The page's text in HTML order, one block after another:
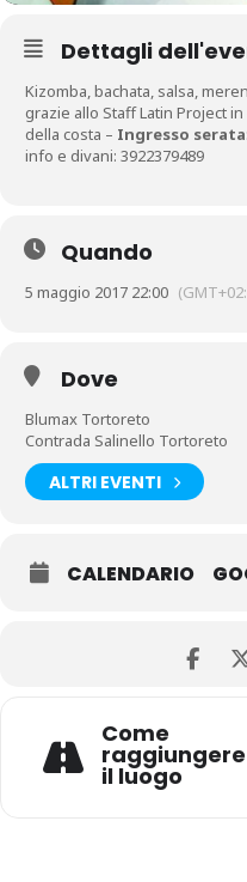
Dettagli
Kizomba, bachata, salsa,
grazie allo Staff Latin Project
della costa – Ingresso serata
info e divani: 3922379489
Quando
5 maggio 2017 22:00
Dove
Blumax Tortoreto
Contrada Salinello Tortoreto
ALTRI EVENTI
CALENDARIO
Come
raggiungere
il luogo